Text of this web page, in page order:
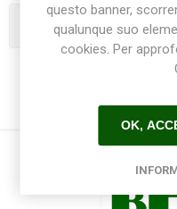
Categorie
questo banner,
qualunque suo
cookies. Per
OK,